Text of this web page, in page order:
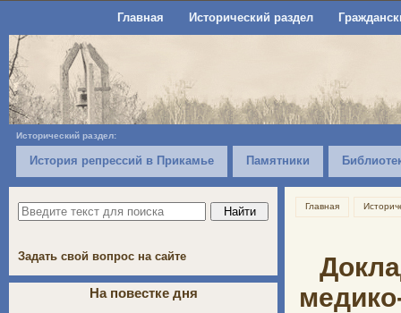
Главная Исторический раздел
Исторический раздел:
История репрессий в Прикамье Памятники
Главная
Задать свой вопрос на сайте
На повестке дня